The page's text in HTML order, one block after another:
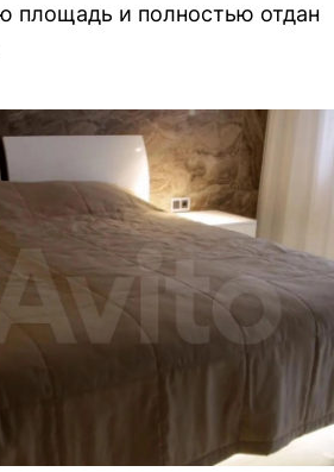
площадь и полностью отдан